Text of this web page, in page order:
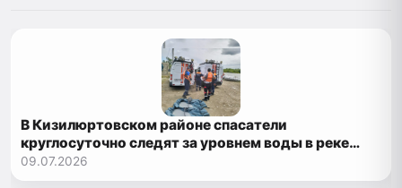
В Кизилюртовском районе спасатели
круглосуточно следят за уровнем воды в реке
Сулак
09.07.2026